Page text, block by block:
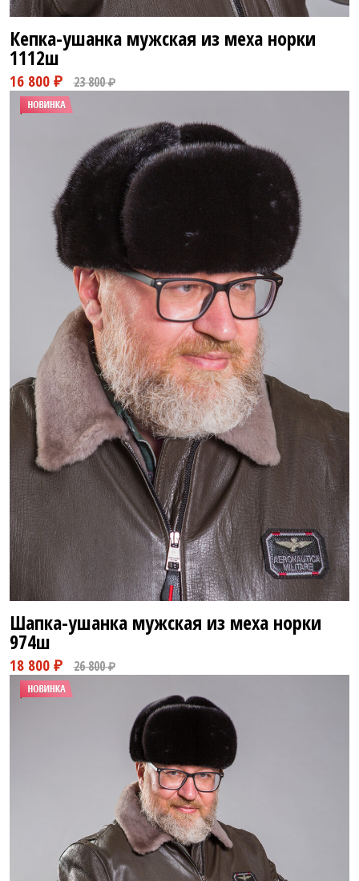
Кепка-ушанка мужская из меха норки
1112ш
16 800 ₽ 23 800 ₽
Шапка-ушанка мужская из меха норки
974ш